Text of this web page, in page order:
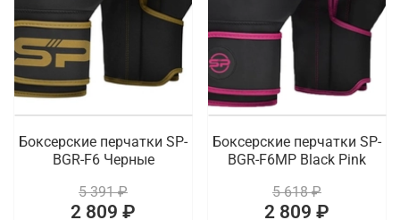
Боксерские перчатки SP-
BGR-F6 Черные
5 391 ₽
2 809 ₽
Боксерские перчатки SP-
BGR-F6MP Black Pink
5 618 ₽
2 809 ₽